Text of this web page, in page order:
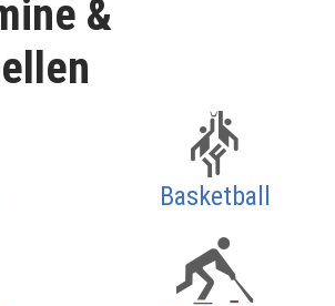
&
Basketball